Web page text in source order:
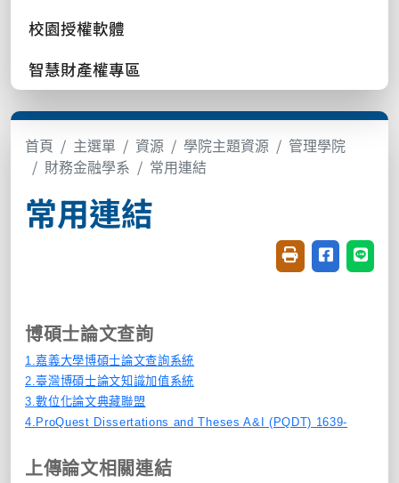
校園授權軟體
智慧財產權專區
首頁 主選單 資源 學院主題資源
管理學院
財務金融學系
常用連結
常用連結
友善列印(開新視
分享至臉書
分享
博碩士論文查詢
1.嘉義大學博碩士論文查詢系統
2.臺灣博碩士論文知識加值系統
3.數位化論文典藏聯盟
4.ProQuest Dissertations and Theses A&I (PQDT) 1639-
上傳論文相關連結